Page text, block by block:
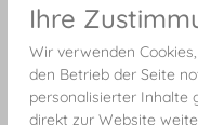
Ihre
Wir verwenden
den Betrieb der Seite
personalisierter Inhalte
direkt zur Website